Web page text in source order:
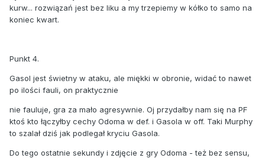
kurw... rozwiązań jest bez liku a my trzepiemy w kółko to samo na
koniec kwart.
Punkt 4.
Gasol jest świetny w ataku, ale miękki w obronie, widać to nawet
po ilości fauli, on praktycznie
nie fauluje, gra za mało agresywnie. Oj przydałby nam się na PF
ktoś kto łączyłby cechy Odoma w def. i Gasola w off. Taki Murphy
to szalał dziś jak podlegał kryciu Gasola.
Do tego ostatnie sekundy i zdjęcie z gry Odoma - też bez sensu,